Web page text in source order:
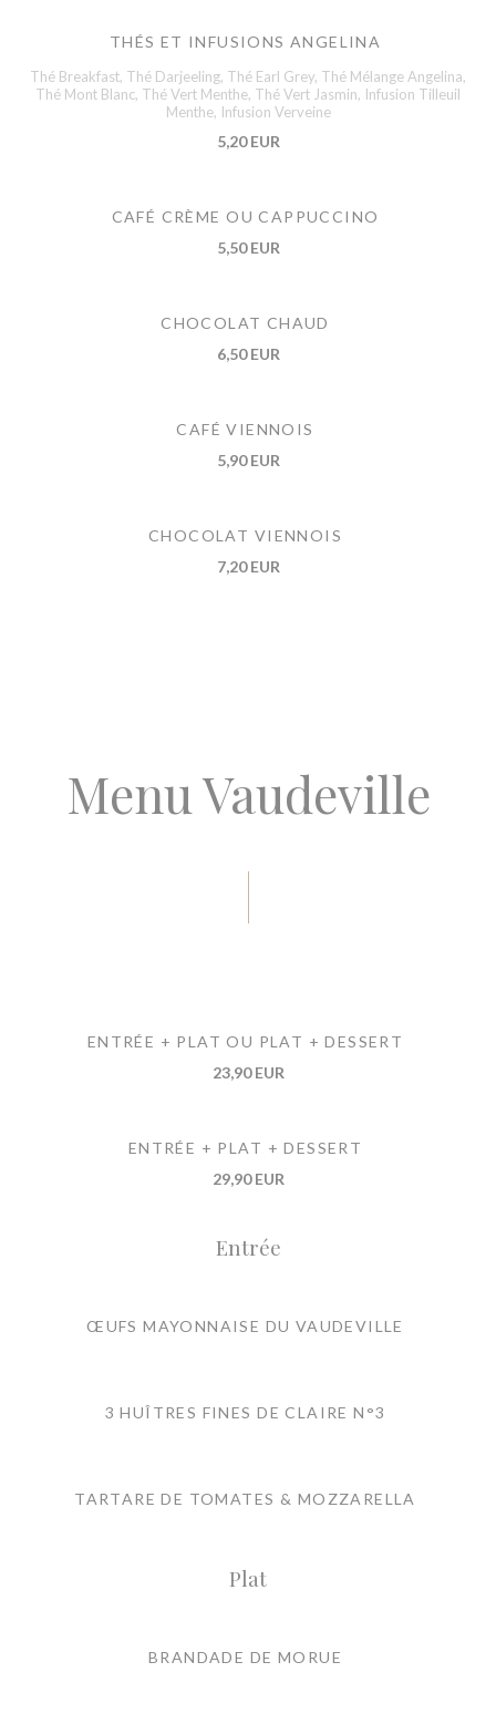
THÉS ET INFUSIONS ANGELINA
Thé Breakfast, Thé Darjeeling, Thé Earl Grey, Thé Mélange Angelina,
Thé Mont Blanc, Thé Vert Menthe, Thé Vert Jasmin, Infusion Tilleuil
Menthe, Infusion Verveine
5,20 EUR
CAFÉ CRÈME OU CAPPUCCINO
5,50 EUR
CHOCOLAT CHAUD
6,50 EUR
CAFÉ VIENNOIS
5,90 EUR
CHOCOLAT VIENNOIS
7,20 EUR
Menu Vaudeville
ENTRÉE + PLAT OU PLAT + DESSERT
23,90 EUR
ENTRÉE + PLAT + DESSERT
29,90 EUR
Entrée
ŒUFS MAYONNAISE DU VAUDEVILLE
3 HUÎTRES FINES DE CLAIRE N°3
TARTARE DE TOMATES & MOZZARELLA
Plat
BRANDADE DE MORUE